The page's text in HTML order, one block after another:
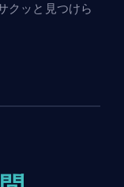
クッと見つけら